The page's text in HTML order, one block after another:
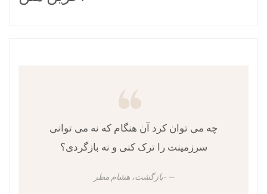
چه می توان کرد آن هنگام که نه می توانی
سرزمینت را ترک کنی و نه بازگردی؟
-بازگشت، هشام مطر